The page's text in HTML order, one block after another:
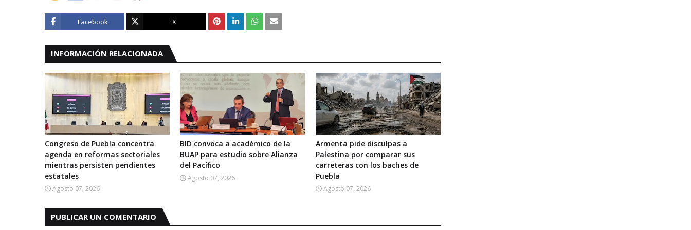
Facebook X
INFORMACIÓN RELACIONADA
Congreso de Puebla concentra
agenda en reformas sectoriales
mientras persisten pendientes
estatales
Agosto 07, 2026
BID convoca a académico de la
BUAP para estudio sobre Alianza
del Pacífico
Agosto 07, 2026
Armenta pide disculpas a
Palestina por comparar sus
carreteras con los baches de
Puebla
Agosto 07, 2026
PUBLICAR UN COMENTARIO